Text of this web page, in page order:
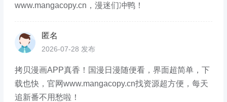
www.mangacopy.cn，漫迷们冲鸭！
匿名
2026-07-28 发布
拷贝漫画APP真香！国漫日漫随便看，界面超简单，下
载也快，官网www.mangacopy.cn找资源超方便，每天
追新番不用愁啦！